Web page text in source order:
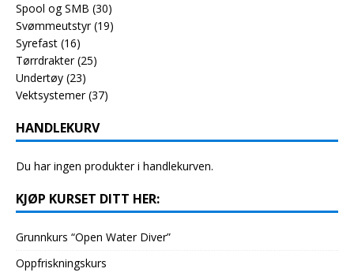
Spool og SMB (30)
Svømmeutstyr (19)
Syrefast (16)
Tørrdrakter (25)
Undertøy (23)
Vektsystemer (37)
HANDLEKURV
Du har ingen produkter i handlekurven.
KJØP KURSET DITT HER:
Grunnkurs “Open Water Diver”
Oppfriskningskurs